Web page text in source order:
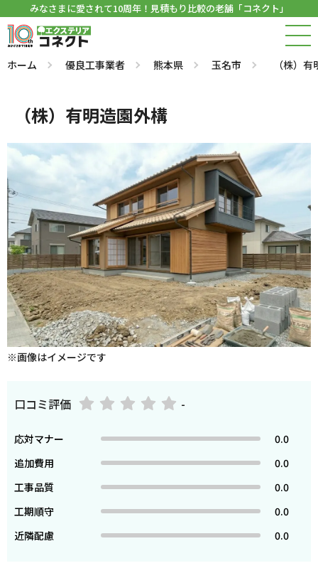
みなさまに愛されて10周年！見積もり比較の老舗「コネクト」
ホーム 優良工事業者 熊本県 玉名市 （株）
（株）有明造園外構
※画像はイメージです
口コミ評価 -
応対マナー
0.0
追加費用
0.0
工事品質
0.0
工期順守
0.0
近隣配慮
0.0